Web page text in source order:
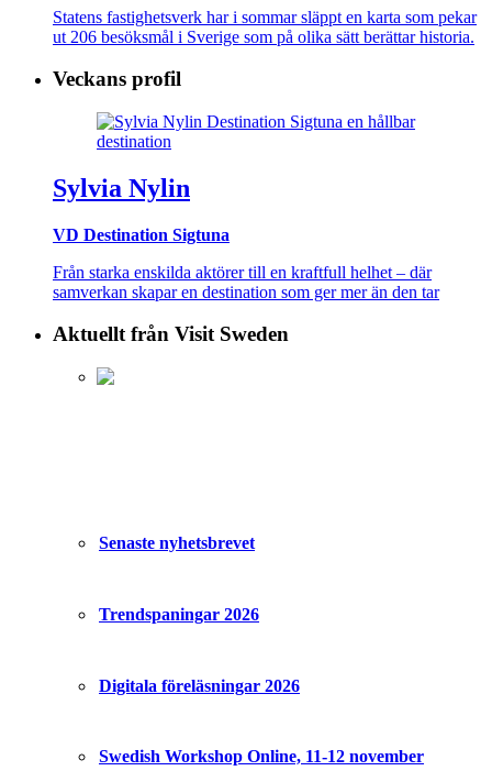
Statens fastighetsverk har i sommar släppt en karta som pekar
ut 206 besöksmål i Sverige som på olika sätt berättar historia.
Veckans profil
Sylvia Nylin
VD Destination Sigtuna
Från starka enskilda aktörer till en kraftfull helhet – där
samverkan skapar en destination som ger mer än den tar
Aktuellt från Visit Sweden
Senaste nyhetsbrevet
Trendspaningar 2026
Digitala föreläsningar 2026
Swedish Workshop Online, 11-12 november